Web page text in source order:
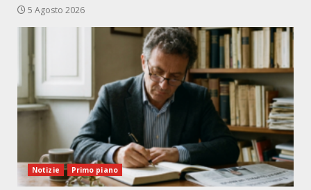
5 Agosto 2026
Notizie Primo piano